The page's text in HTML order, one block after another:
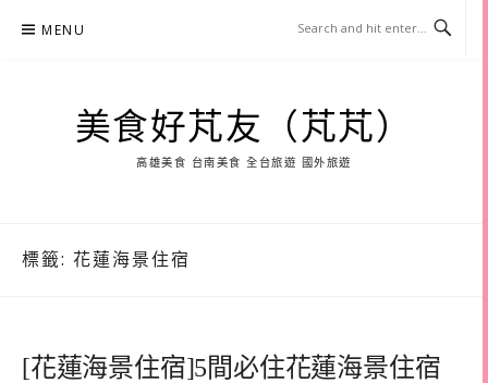
MENU
美食好芃友（芃芃）
高雄美食 台南美食 全台旅遊 國外旅遊
標籤: 花蓮海景住宿
[花蓮海景住宿]5間必住花蓮海景住宿